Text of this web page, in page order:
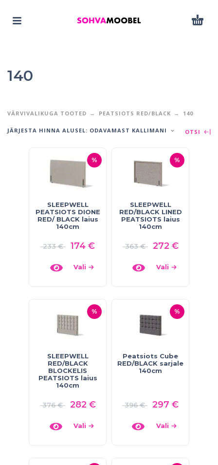
140
VÄRVIVALIKUGA TOOTED PEATSIOTS RED/BLACK 140
JÄRJESTA HINNA ALUSEL: ODAVAMAST KALLIMANI OTSI
%
SLEEPWELL
PEATSIOTS DIONE
RED/ BLACK laius
140cm
233€ 174 €
Vali
%
SLEEPWELL
RED/BLACK LINED
PEATSIOTS laius
140cm
363€ 272 €
Vali
%
SLEEPWELL
RED/BLACK
BLOCKELIS
PEATSIOTS laius
140cm
376€ 282 €
Vali
%
Peatsiots Cube
RED/BLACK sarjale
140cm
396€ 297 €
Vali